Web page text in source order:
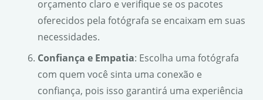
orçamento claro e verifique se os pacotes
oferecidos pela fotógrafa se encaixam em suas
necessidades.
Confiança e Empatia: Escolha uma fotógrafa
com quem você sinta uma conexão e
confiança, pois isso garantirá uma experiência